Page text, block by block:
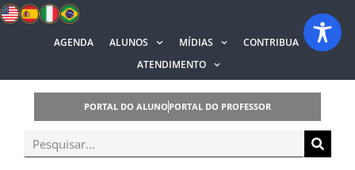
AGENDA ALUNOS MÍDIAS
CONTRIBUA
ATENDIMENTO
PORTAL DO ALUNO PORTAL DO PROFESSOR